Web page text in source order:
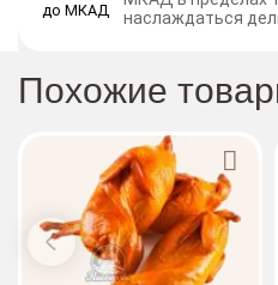
наслаждаться
Похожие